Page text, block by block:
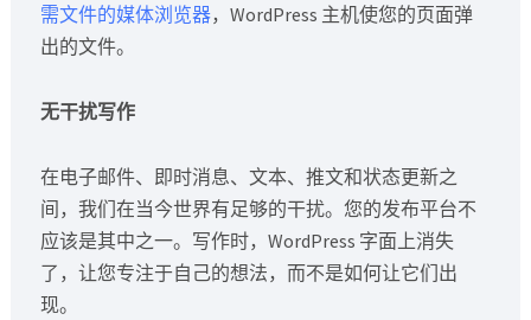
需文件的媒体浏览器，WordPress 主机使您的页面弹
出的文件。
无干扰写作
在电子邮件、即时消息、文本、推文和状态更新之
间，我们在当今世界有足够的干扰。您的发布平台不
应该是其中之一。写作时，WordPress 字面上消失
了，让您专注于自己的想法，而不是如何让它们出
现。